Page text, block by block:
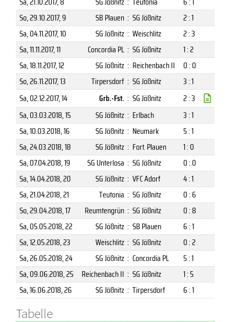
So, 29.10.2017, 9 SB Plauen : SG Jößnitz
2 : 1
Sa, 04.11.2017, 10 SG Jößnitz : Weischlitz
2 : 3
Sa, 11.11.2017, 11 Concordia PL : SG Jößnitz
1 : 2
Sa, 18.11.2017, 12 SG Jößnitz : Reichenbach II
0 : 0
So, 26.11.2017, 13 Tirpersdorf : SG Jößnitz
3 : 1
Sa, 02.12.2017, 14 Grb.-Fst. : SG Jößnitz
2 : 3
Sa, 03.03.2018, 15 SG Jößnitz : Erlbach
3 : 1
Sa, 10.03.2018, 16 SG Jößnitz : Neumark
5 : 1
Sa, 24.03.2018, 18 SG Jößnitz : Fort. Plauen
1 : 0
Sa, 07.04.2018, 19 SG Unterlosa : SG Jößnitz
0 : 0
Sa, 14.04.2018, 20 SG Jößnitz : VFC Adorf
4 : 1
Sa, 21.04.2018, 21 Teutonia : SG Jößnitz
0 : 6
So, 29.04.2018, 17 Reumtengrün : SG Jößnitz
0 : 8
Sa, 05.05.2018, 22 SG Jößnitz : SB Plauen
6 : 1
Sa, 12.05.2018, 23 Weischlitz : SG Jößnitz
0 : 2
Sa, 26.05.2018, 24 SG Jößnitz : Concordia PL
5 : 1
Sa, 09.06.2018, 25 Reichenbach II : SG Jößnitz
1 : 5
Sa, 16.06.2018, 26 SG Jößnitz : Tirpersdorf 6 : 1
Tabelle